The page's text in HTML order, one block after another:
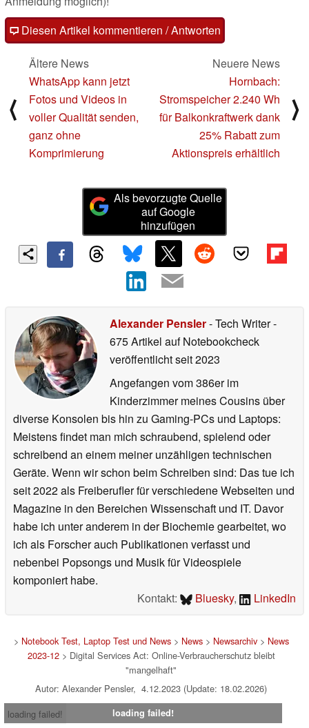
Diesen Artikel kommentieren / Antworten
⟨
Ältere News
WhatsApp kann jetzt
Fotos und Videos in
voller Qualität senden,
ganz ohne
Komprimierung
Neuere News
Hornbach:
Stromspeicher 2.240 Wh
für Balkonkraftwerk dank
25% Rabatt zum
Aktionspreis erhältlich
⟩
Als bevorzugte Quelle
auf Google
hinzufügen
Alexander Pensler- Tech Writer-
675 Artikel auf Notebookcheck
veröffentlichtseit 2023
Angefangen vom 386er im
Kinderzimmer meines Cousins über
diverse Konsolen bis hin zu Gaming-PCs und Laptops:
Meistens findet man mich schraubend, spielend oder
schreibend an einem meiner unzähligen technischen
Geräte. Wenn wir schon beim Schreiben sind: Das tue ich
seit 2022 als Freiberufler für verschiedene Webseiten und
Magazine in den Bereichen Wissenschaft und IT. Davor
habe ich unter anderem in der Biochemie gearbeitet, wo
ich als Forscher auch Publikationen verfasst und
nebenbei Popsongs und Musik für Videospiele
komponiert habe.
Kontakt:
Bluesky, LinkedIn
> Notebook Test, Laptop Test und News> News> Newsarchiv> News
2023-12> Digital Services Act: Online-Verbraucherschutz bleibt
"mangelhaft"
Autor: Alexander Pensler, 4.12.2023 (Update: 18.02.2026)
loading failed!
loading failed!